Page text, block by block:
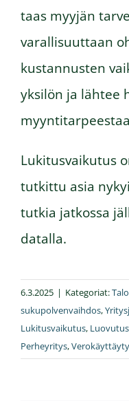
taas myyjän
varallisuuttaan
kustannusten
yksilön ja lähtee
Lukitusvaikutus
tutkittu asia
tutkia jatkossa
datalla.
6.3.2025 | Kategoriat:
sukupolvenvaihdos,
Lukitusvaikutus,
Perheyritys,